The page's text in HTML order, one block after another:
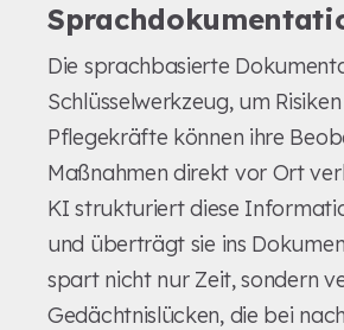
Die sprachbasierte
Schlüsselwerkzeug, um
Pflegekräfte können ihre
Maßnahmen direkt vor Ort
KI strukturiert diese
und überträgt sie ins
spart nicht nur Zeit, sondern
Gedächtnislücken, die bei